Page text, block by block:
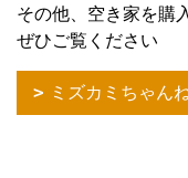
その他、空き家を購
ぜひご覧ください
ミズカミちゃん